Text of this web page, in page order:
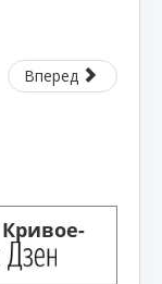
Вперед